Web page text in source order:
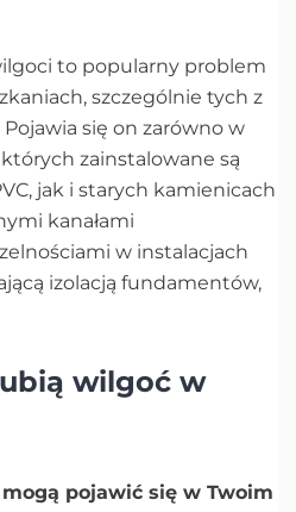
to popularny problem
szczególnie tych z
się on zarówno w
zainstalowane są
jak i starych kamienicach
kanałami
w instalacjach
izolacją fundamentów,
wilgoć w
pojawić się w Twoim